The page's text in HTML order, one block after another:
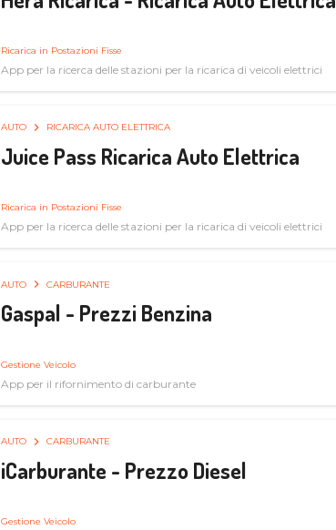
Ricarica in Postazioni Fisse
App per la ricerca delle stazioni per la ricarica di veicoli elettrici
AUTO RICARICA AUTO ELETTRICA
Juice Pass Ricarica Auto Elettrica
Ricarica in Postazioni Fisse
App per la ricerca delle stazioni per la ricarica di veicoli elettrici
AUTO CARBURANTE
Gaspal - Prezzi Benzina
Gestione Veicolo
App per il rifornimento di carburante
AUTO CARBURANTE
iCarburante - Prezzo Diesel
Gestione Veicolo